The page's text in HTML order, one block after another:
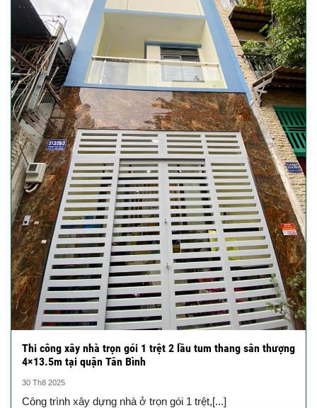
Thi công xây nhà trọn gói 1 trệt 2 lầu tum thang sân thượng
4×13.5m tại quận Tân Bình
30 Th8 2025
Công trình xây dựng nhà ở trọn gói 1 trệt,[...]